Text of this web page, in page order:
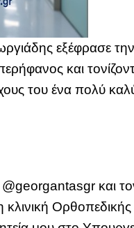
εξέφρασε την
και
του ένα πολύ
@georgantasgr και
Ορθοπεδικής